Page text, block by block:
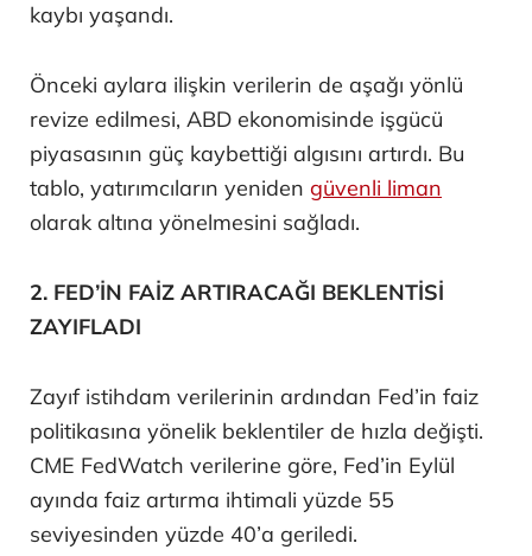
kaybı yaşandı.
Önceki aylara ilişkin verilerin de aşağı yönlü
revize edilmesi, ABD ekonomisinde işgücü
piyasasının güç kaybettiği algısını artırdı. Bu
tablo, yatırımcıların yeniden güvenli liman
olarak altına yönelmesini sağladı.
2. FED’İN FAİZ ARTIRACAĞI BEKLENTİSİ
ZAYIFLADI
Zayıf istihdam verilerinin ardından Fed’in faiz
politikasına yönelik beklentiler de hızla değişti.
CME FedWatch verilerine göre, Fed’in Eylül
ayında faiz artırma ihtimali yüzde 55
seviyesinden yüzde 40’a geriledi.